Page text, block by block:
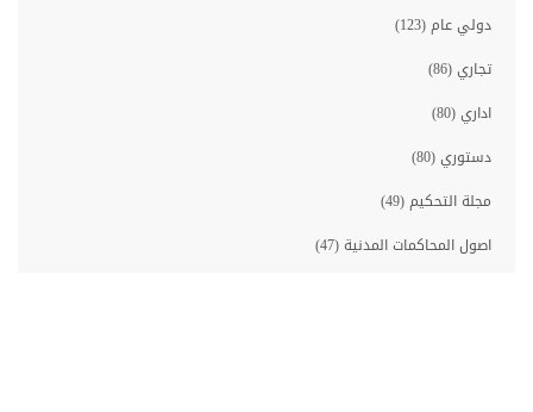
دولي عام (123)
تجاري (86)
اداري (80)
دستوري (80)
مجلة التحكيم (49)
اصول المحاكمات المدنية (47)